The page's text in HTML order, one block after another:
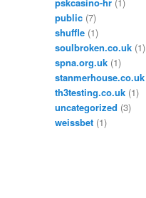
pskcasino-hr (1)
public (7)
shuffle (1)
soulbroken.co.uk (1)
spna.org.uk (1)
stanmerhouse.co.uk
th3testing.co.uk (1)
uncategorized (3)
weissbet (1)